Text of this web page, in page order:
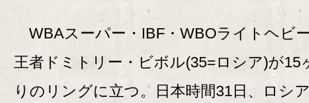
WBAスーパー・IBF・WBOライトヘビ
王者ドミトリー・ビボル(35=ロシア)が15
りのリングに立つ。日本時間31日、ロシ